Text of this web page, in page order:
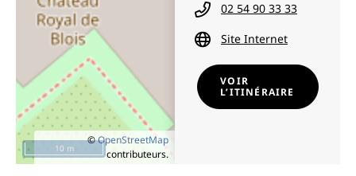
©OpenStreetMap
contributeurs.
10 m
02 54 90 33 33
Site Internet
VOIR
L’ITINÉRAIRE